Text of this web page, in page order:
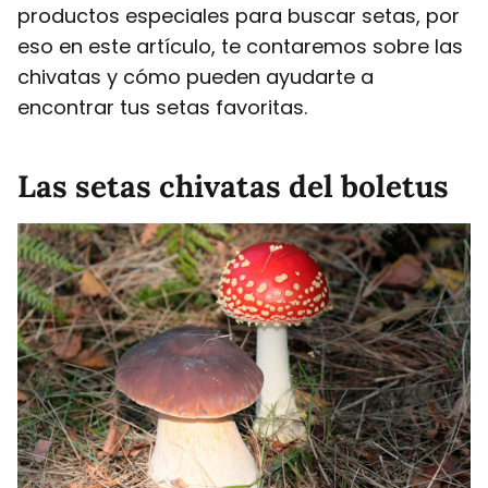
productos especiales para buscar setas, por
eso en este artículo, te contaremos sobre las
chivatas y cómo pueden ayudarte a
encontrar tus setas favoritas.
Las setas chivatas del boletus